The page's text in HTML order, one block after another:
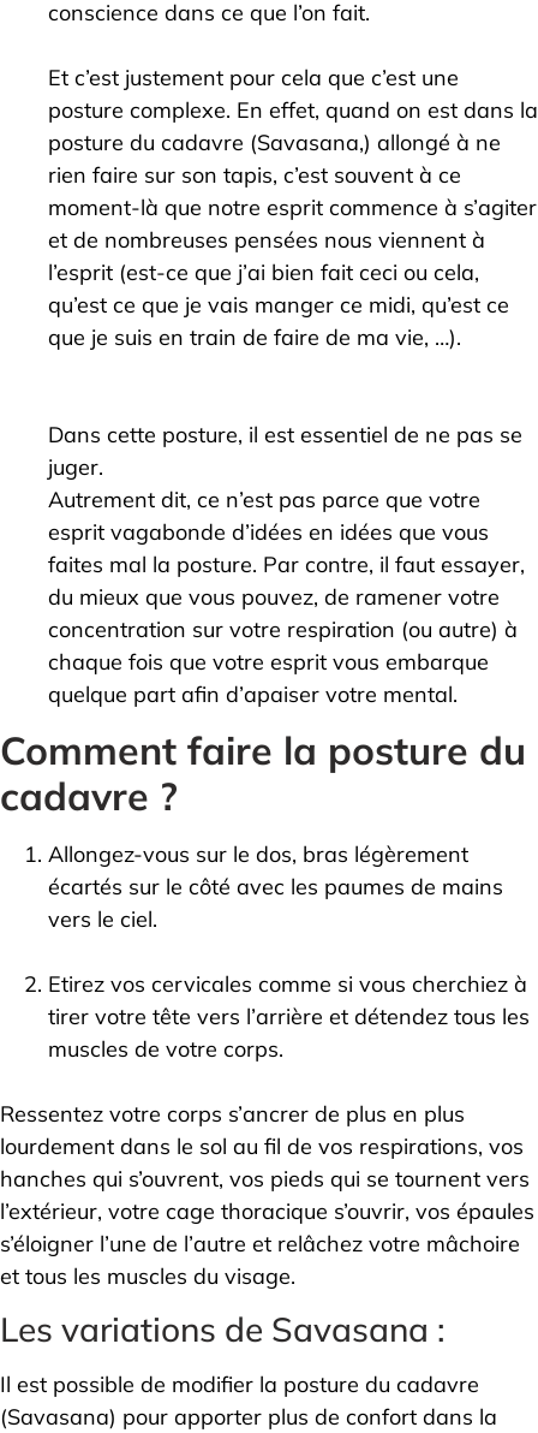
conscience dans ce que l’on fait.
Et c’est justement pour cela que c’est une
posture complexe. En effet, quand on est dans la
posture du cadavre (Savasana,) allongé à ne
rien faire sur son tapis, c’est souvent à ce
moment-là que notre esprit commence à s’agiter
et de nombreuses pensées nous viennent à
l’esprit (est-ce que j’ai bien fait ceci ou cela,
qu’est ce que je vais manger ce midi, qu’est ce
que je suis en train de faire de ma vie, …).
Dans cette posture, il est essentiel de ne pas se
juger.
Autrement dit, ce n’est pas parce que votre
esprit vagabonde d’idées en idées que vous
faites mal la posture. Par contre, il faut essayer,
du mieux que vous pouvez, de ramener votre
concentration sur votre respiration (ou autre) à
chaque fois que votre esprit vous embarque
quelque part afin d’apaiser votre mental.
Comment faire la posture du
cadavre ?
Allongez-vous sur le dos, bras légèrement
écartés sur le côté avec les paumes de mains
vers le ciel.
Etirez vos cervicales comme si vous cherchiez à
tirer votre tête vers l’arrière et détendez tous les
muscles de votre corps.
Ressentez votre corps s’ancrer de plus en plus
lourdement dans le sol au fil de vos respirations, vos
hanches qui s’ouvrent, vos pieds qui se tournent vers
l’extérieur, votre cage thoracique s’ouvrir, vos épaules
s’éloigner l’une de l’autre et relâchez votre mâchoire
et tous les muscles du visage.
Les variations de Savasana :
Il est possible de modifier la posture du cadavre
(Savasana) pour apporter plus de confort dans la